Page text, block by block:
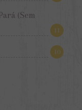
(Sem
11
10